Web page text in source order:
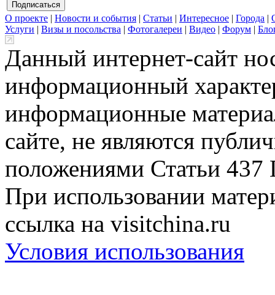
О проекте | Новости и события | Статьи | Интересное | Города |
Услуги | Визы и посольства | Фотогалереи | Видео | Форум |
Данный интернет-сайт
информационный
информационные
сайте, не являются
положениями Статьи 437
При использовании
ссылка на visitchina.ru
Условия использования